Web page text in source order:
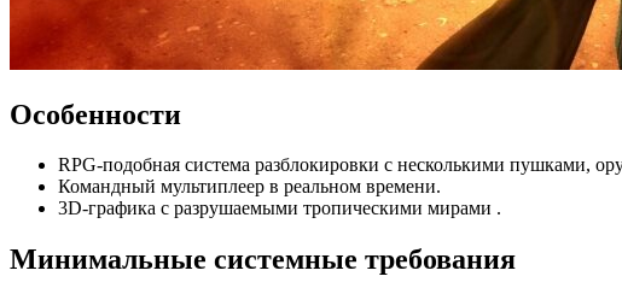
Особенности
RPG-подобная система разблокировки с несколькими пушками,
Командный мультиплеер в реальном времени.
3D-графика с разрушаемыми тропическими мирами .
Минимальные системные требования